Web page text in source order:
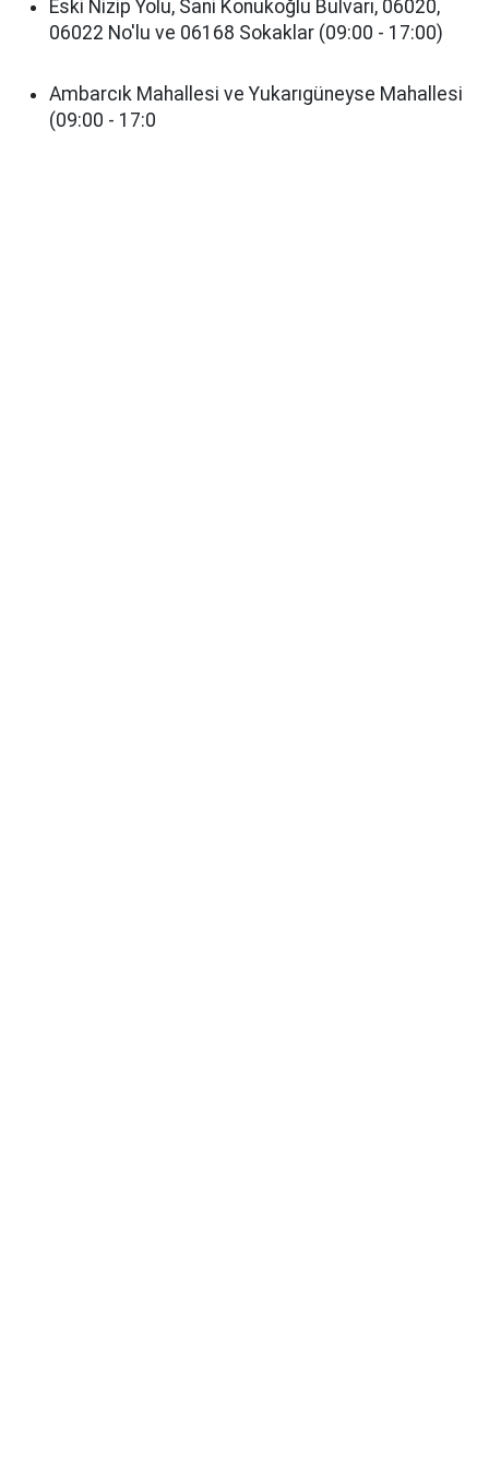
Eski Nizip Yolu, Sani Konukoğlu Bulvarı, 06020,
06022 No'lu ve 06168 Sokaklar (09:00 - 17:00)
Ambarcık Mahallesi ve Yukarıgüneyse Mahallesi
(09:00 - 17:0